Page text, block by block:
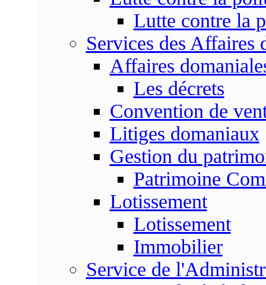
Lutte contre la
Services des Affaires
Affaires
Les décrets
Convention de
Litiges domaniaux
Gestion du
Patrimoine
Lotissement
Lotissement
Immobilier
Service de